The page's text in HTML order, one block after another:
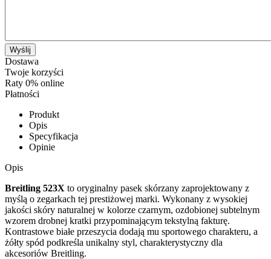
Wyślij
Dostawa
Twoje korzyści
Raty 0% online
Płatności
Produkt
Opis
Specyfikacja
Opinie
Opis
Breitling 523X to oryginalny pasek skórzany zaprojektowany z
myślą o zegarkach tej prestiżowej marki. Wykonany z wysokiej
jakości skóry naturalnej w kolorze czarnym, ozdobionej subtelnym
wzorem drobnej kratki przypominającym tekstylną fakturę.
Kontrastowe białe przeszycia dodają mu sportowego charakteru, a
żółty spód podkreśla unikalny styl, charakterystyczny dla
akcesoriów Breitling.